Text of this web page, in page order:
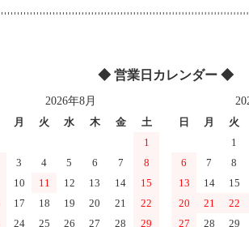
◆ 営業日カレンダー ◆
2026年8月
月 火 水 木 金
土
1
3 4 5 6 7
8
10 11 12 13 14
15
17 18 19 20 21
22
24 25 26 27 28 29
日
月 火
1
6
7 8
13
14 15
20
21 22
27
28 29